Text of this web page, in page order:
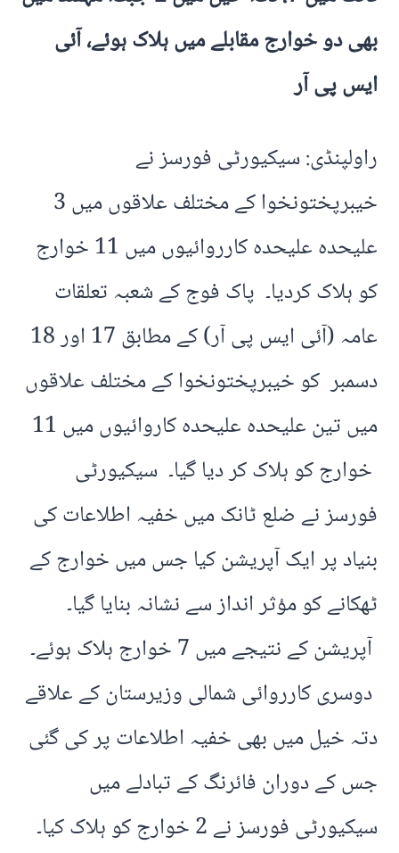
بھی دو خوارج مقابلے میں ہلاک ہوئے، آئی
ایس پی آر
راولپنڈی: سیکیورٹی فورسز نے
خیبرپختونخوا کے مختلف علاقوں میں 3
علیحدہ علیحدہ کارروائیوں میں 11 خوارج
کو ہلاک کردیا۔ پاک فوج کے شعبہ تعلقات
عامہ (آئی ایس پی آر) کے مطابق 17 اور 18
دسمبر کو خیبرپختونخوا کے مختلف علاقوں
میں تین علیحدہ علیحدہ کاروائیوں میں 11
خوارج کو ہلاک کر دیا گیا۔ سیکیورٹی
فورسز نے ضلع ٹانک میں خفیہ اطلاعات کی
بنیاد پر ایک آپریشن کیا جس میں خوارج کے
ٹھکانے کو مؤثر انداز سے نشانہ بنایا گیا۔
آپریشن کے نتیجے میں 7 خوارج ہلاک ہوئے۔
دوسری کارروائی شمالی وزیرستان کے علاقے
دتہ خیل میں بھی خفیہ اطلاعات پر کی گئی
جس کے دوران فائرنگ کے تبادلے میں
سیکیورٹی فورسز نے 2 خوارج کو ہلاک کیا۔